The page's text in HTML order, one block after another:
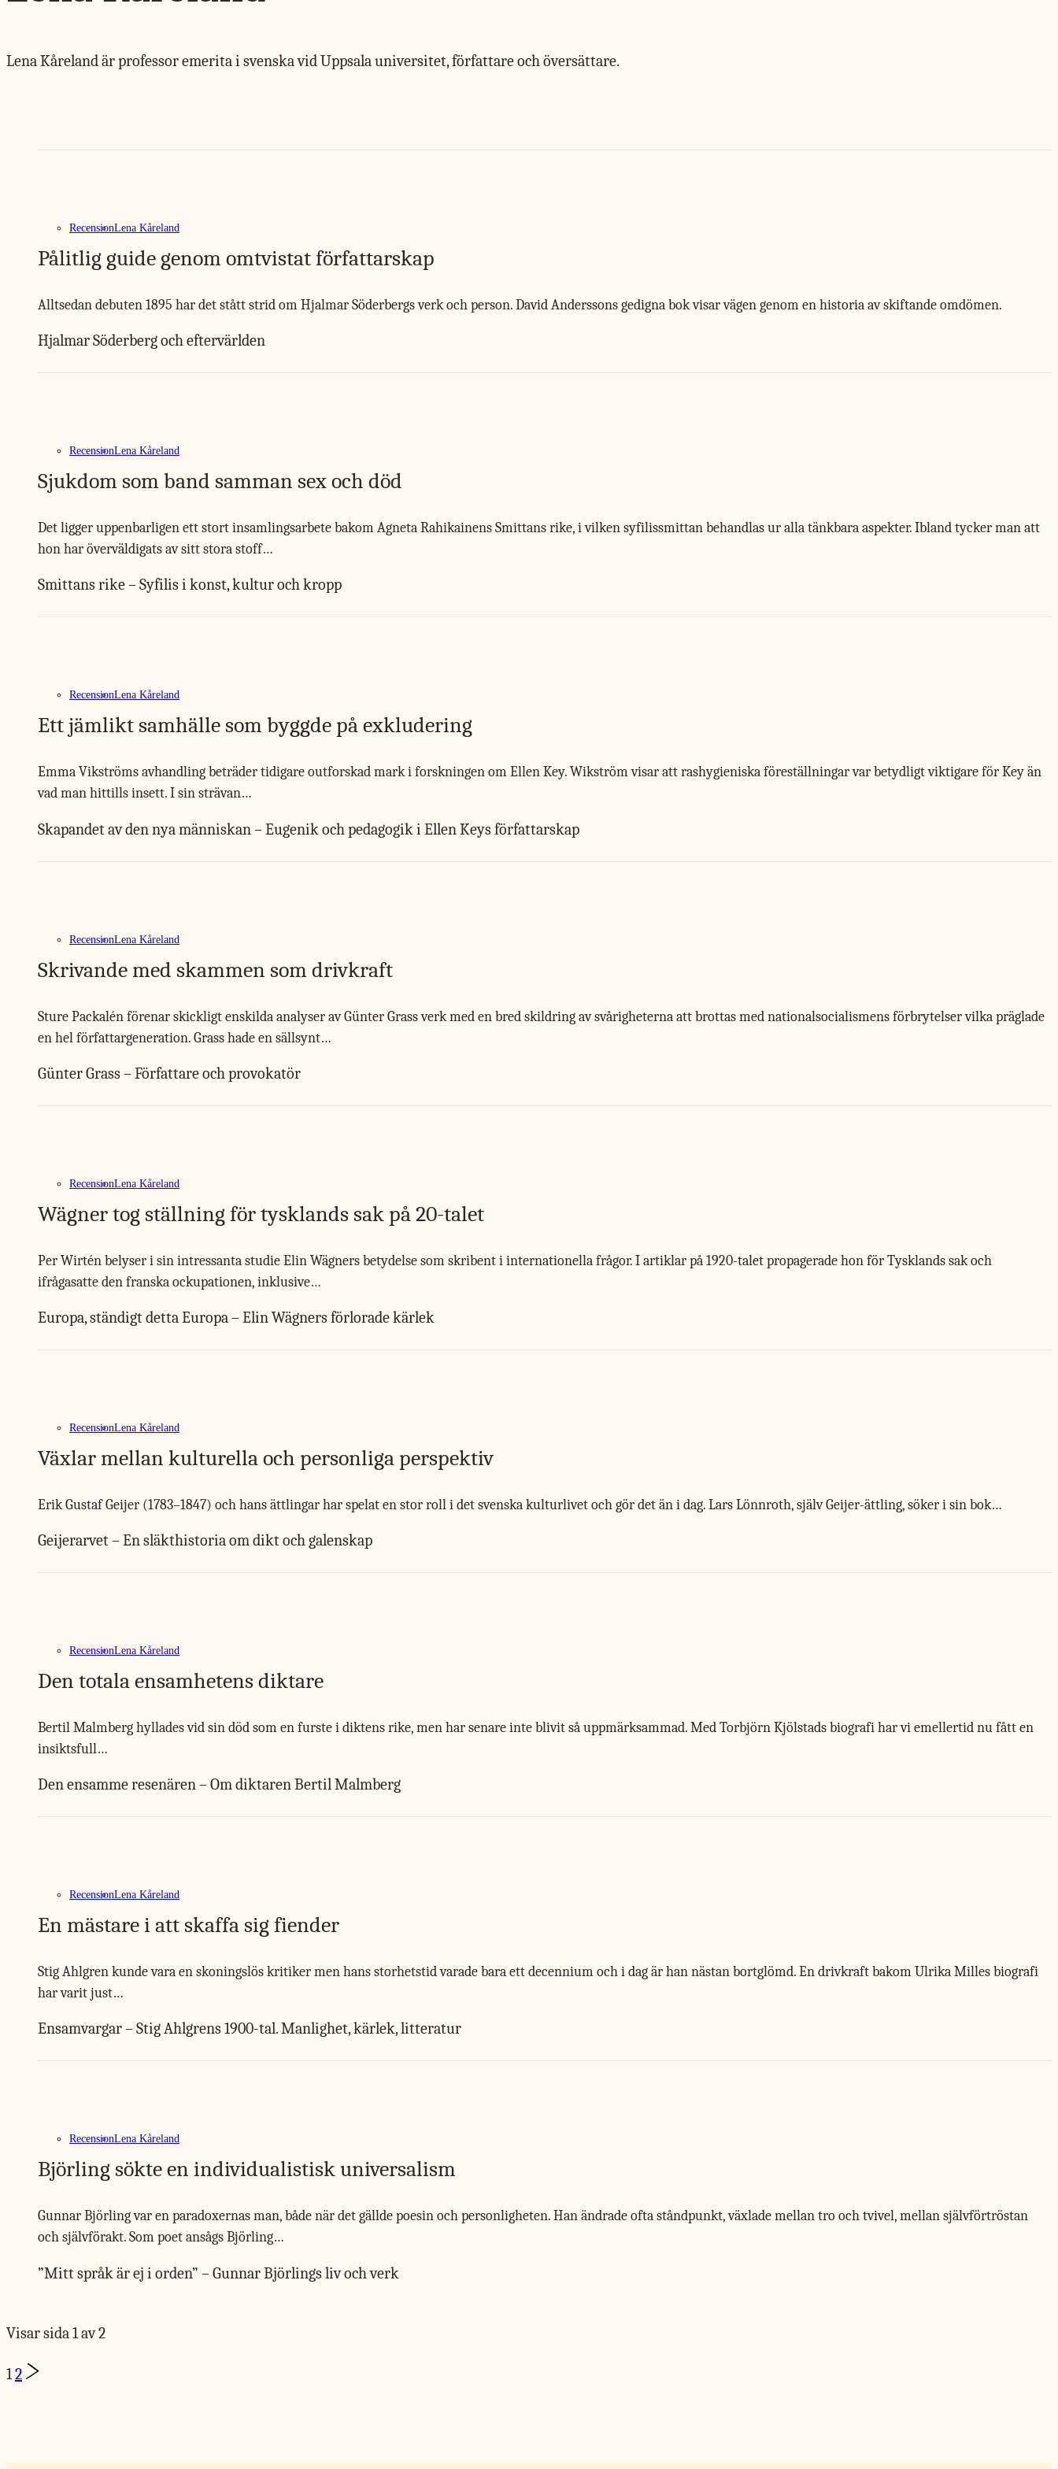
Lena Kåreland är professor emerita i svenska vid Uppsala universitet, författare och översättare.
RecensionLena Kåreland
Pålitlig guide genom omtvistat författarskap
Alltsedan debuten 1895 har det stått strid om Hjalmar Söderbergs verk och person. David Anderssons gedigna bok visar vägen genom en historia av skiftande omdömen.
Hjalmar Söderberg och eftervärlden
RecensionLena Kåreland
Sjukdom som band samman sex och död
Det ligger uppenbarligen ett stort insamlingsarbete bakom Agneta Rahikainens Smittans rike, i vilken syfilissmittan behandlas ur alla tänkbara aspekter. Ibland tycker man att
hon har överväldigats av sitt stora stoff…
Smittans rike – Syfilis i konst, kultur och kropp
RecensionLena Kåreland
Ett jämlikt samhälle som byggde på exkludering
Emma Vikströms avhandling beträder tidigare outforskad mark i forskningen om Ellen Key. Wikström visar att rashygieniska föreställningar var betydligt viktigare för Key än
vad man hittills insett. I sin strävan…
Skapandet av den nya människan – Eugenik och pedagogik i Ellen Keys författarskap
RecensionLena Kåreland
Skrivande med skammen som drivkraft
Sture Packalén förenar skickligt enskilda analyser av Günter Grass verk med en bred skildring av svårigheterna att brottas med nationalsocialismens förbrytelser vilka präglade
en hel författargeneration. Grass hade en sällsynt…
Günter Grass – Författare och provokatör
RecensionLena Kåreland
Wägner tog ställning för tysklands sak på 20-talet
Per Wirtén belyser i sin intressanta studie Elin Wägners betydelse som skribent i internationella frågor. I artiklar på 1920-talet propagerade hon för Tysklands sak och
ifrågasatte den franska ockupationen, inklusive…
Europa, ständigt detta Europa – Elin Wägners förlorade kärlek
RecensionLena Kåreland
Växlar mellan kulturella och personliga perspektiv
Erik Gustaf Geijer (1783–1847) och hans ättlingar har spelat en stor roll i det svenska kulturlivet och gör det än i dag. Lars Lönnroth, själv Geijer-ättling, söker i sin bok…
Geijerarvet – En släkthistoria om dikt och galenskap
RecensionLena Kåreland
Den totala ensamhetens diktare
Bertil Malmberg hyllades vid sin död som en furste i diktens rike, men har senare inte blivit så uppmärksammad. Med Torbjörn Kjölstads biografi har vi emellertid nu fått en
insiktsfull…
Den ensamme resenären – Om diktaren Bertil Malmberg
RecensionLena Kåreland
En mästare i att skaffa sig fiender
Stig Ahlgren kunde vara en skoningslös kritiker men hans storhetstid varade bara ett decennium och i dag är han nästan bortglömd. En drivkraft bakom Ulrika Milles biografi
har varit just…
Ensamvargar – Stig Ahlgrens 1900-tal. Manlighet, kärlek, litteratur
RecensionLena Kåreland
Björling sökte en individualistisk universalism
Gunnar Björling var en paradoxernas man, både när det gällde poesin och personligheten. Han ändrade ofta ståndpunkt, växlade mellan tro och tvivel, mellan självförtröstan
och självförakt. Som poet ansågs Björling…
”Mitt språk är ej i orden” – Gunnar Björlings liv och verk
Visar sida 1 av 2
Page
12 Next